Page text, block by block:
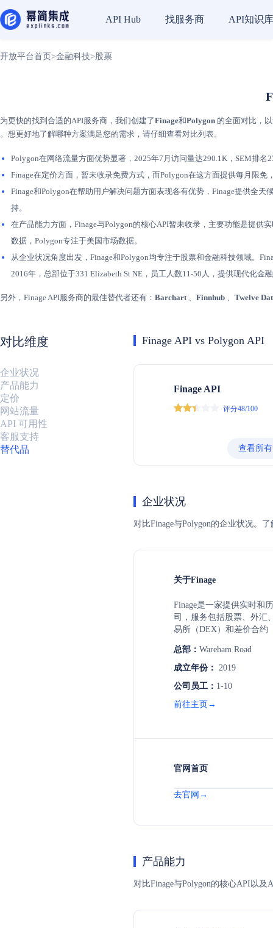
API Hub 找服务商 API知识库
开放平台首页 >金融科技>股票
为更快的找到合适的API服务商，我们创建了Finage和Polygon 的全面对比，
。想更好地了解哪种方案满足您的需求，请仔细查看对比列表。
Polygon在网络流量方面优势显著，2025年7月访问量达290.1K，SEM排
Finage在定价方面，暂未收录免费方式，而Polygon在这方面提供每月限
Finage和Polygon在帮助用户解决问题方面表现各有优势，Finage提供全
持。
在产品能力方面，Finage与Polygon的核心API暂未收录，主要功能是提供
数据，Polygon专注于美国市场数据。
从企业状况角度出发，Finage和Polygon均专注于股票和金融科技领域。
2016年，总部位于331 Elizabeth St NE，员工人数11-50人，提供现代化
另外，Finage API服务商的最佳替代者还有： Barchart 、 Finnhub 、 Twelve
对比维度
企业状况
产品能力
定价
网站流量
API 可用性
客服支持
替代品
Finage API vs Polygon API
Finage API
评分48/100
查看所
企业状况
对比Finage与Polygon的企业状况。
关于Finage
Finage是一家提供实时和
司，服务包括股票、外汇
易所（DEX）和差价合约
机构级别的数据服务。
务支持快速、可扩展的流
方案，满足不同规模团队
作为支付方式。
总部： Wareham Road
成立年份： 2019
公司员工： 1-10
前往主页→
官网首页
去官网→
产品能力
对比Finage与Polygon的核心API以